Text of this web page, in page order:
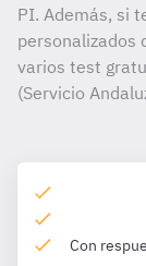
PI. Además, si
personalizados
varios test
(Servicio
Con